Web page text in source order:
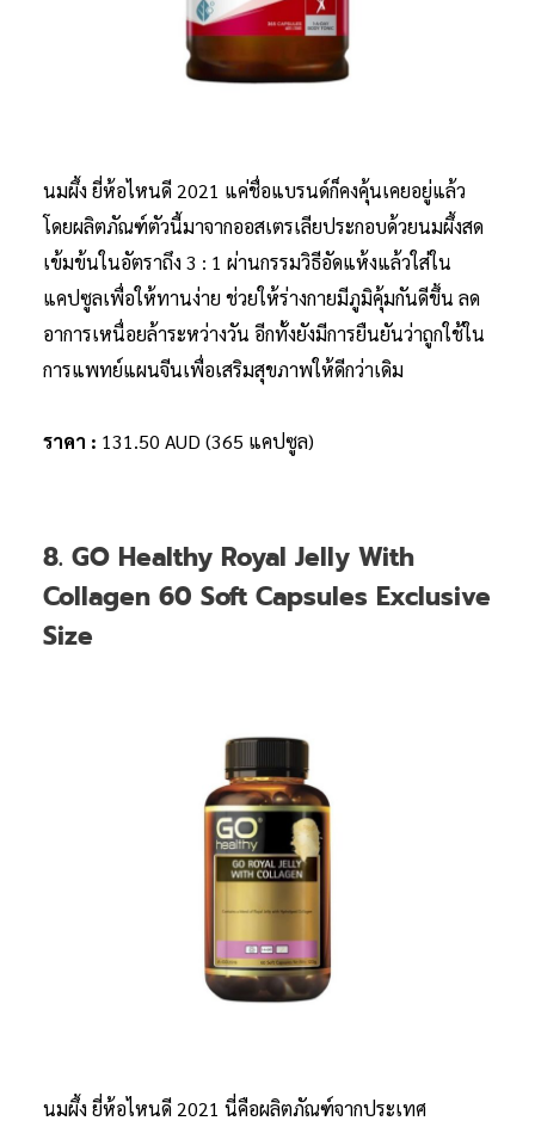
นมผึ้ง ยี่ห้อไหนดี 2021 แค่ชื่อแบรนด์ก็คงคุ้นเคยอยู่แล้ว
โดยผลิตภัณฑ์ตัวนี้มาจากออสเตรเลียประกอบด้วยนมผึ้งสด
เข้มข้นในอัตราถึง 3 : 1 ผ่านกรรมวิธีอัดแห้งแล้วใส่ใน
แคปซูลเพื่อให้ทานง่าย ช่วยให้ร่างกายมีภูมิคุ้มกันดีขึ้น ลด
อาการเหนื่อยล้าระหว่างวัน อีกทั้งยังมีการยืนยันว่าถูกใช้ใน
การแพทย์แผนจีนเพื่อเสริมสุขภาพให้ดีกว่าเดิม
ราคา : 131.50 AUD (365 แคปซูล)
8. GO Healthy Royal Jelly With
Collagen 60 Soft Capsules Exclusive
Size
นมผึ้ง ยี่ห้อไหนดี 2021 นี่คือผลิตภัณฑ์จากประเทศ